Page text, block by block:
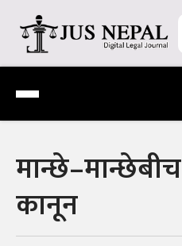
content
Jus Nepal |
Digital Legal Journal
कानून